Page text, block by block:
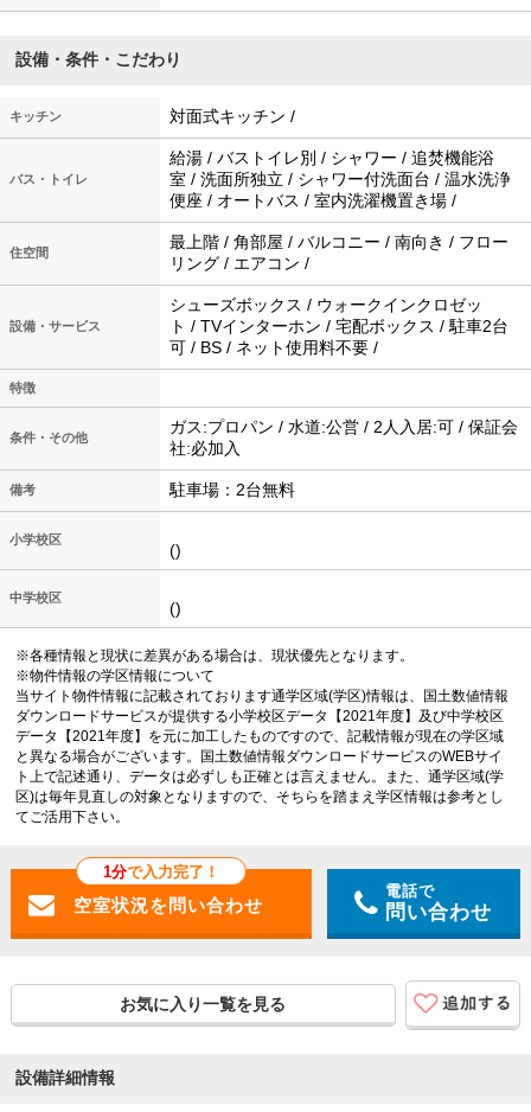
設備・条件・こだわり
キッチン 対面式キッチン /
バス・トイレ
給湯 / バストイレ別 / シャワー / 追焚機能浴
室 / 洗面所独立 / シャワー付洗面台 / 温水洗浄
便座 / オートバス / 室内洗濯機置き場 /
住空間
最上階 / 角部屋 / バルコニー / 南向き / フロー
リング / エアコン /
設備・サービス
シューズボックス / ウォークインクロゼッ
ト / TVインターホン / 宅配ボックス / 駐車2台
可 / BS / ネット使用料不要 /
特徴
条件・その他
ガス:プロパン / 水道:公営 / 2人入居:可 / 保証会
社:必加入
備考 駐車場：2台無料
小学校区
()
中学校区
()
※各種情報と現状に差異がある場合は、現状優先となります。
※物件情報の学区情報について
当サイト物件情報に記載されております通学区域(学区)情報は、国土数値情報
ダウンロードサービスが提供する小学校区データ【2021年度】及び中学校区
データ【2021年度】を元に加工したものですので、記載情報が現在の学区域
と異なる場合がございます。国土数値情報ダウンロードサービスのWEBサイ
ト上で記述通り、データは必ずしも正確とは言えません。また、通学区域(学
区)は毎年見直しの対象となりますので、そちらを踏まえ学区情報は参考とし
てご活用下さい。
1分で入力完了！
電話で
問い合わせ
お気に入り一覧を見る
設備詳細情報